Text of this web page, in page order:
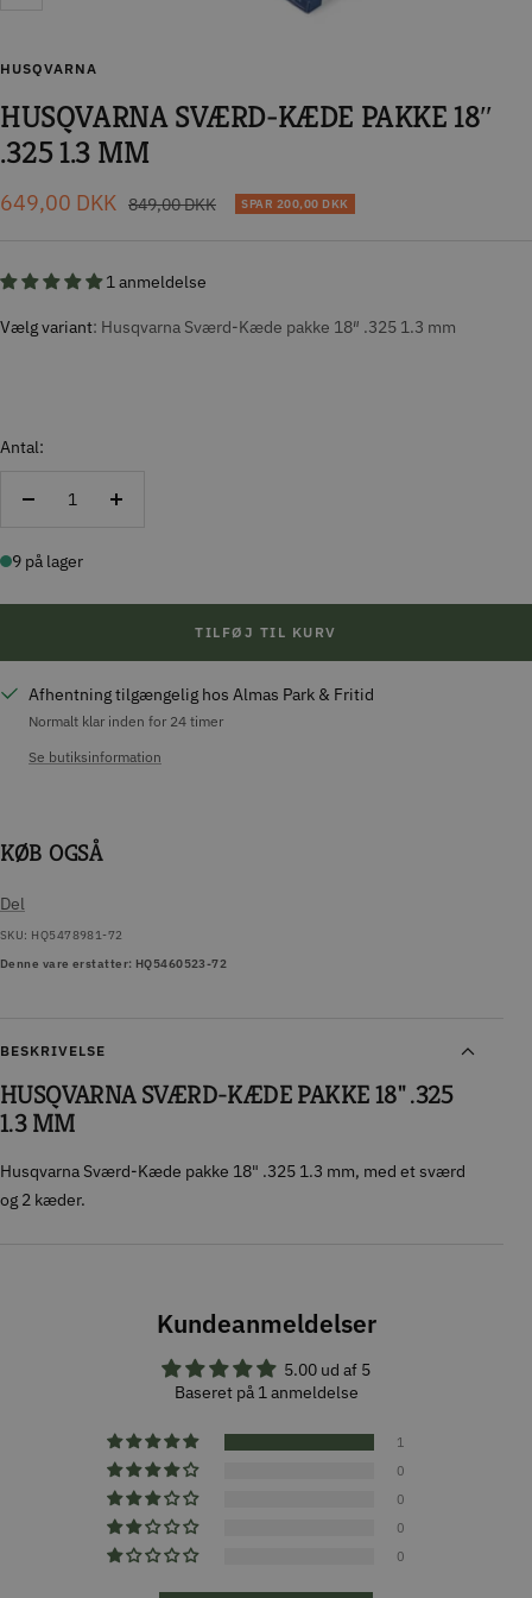
HUSQVARNA
HUSQVARNA SVÆRD-KÆDE PAKKE 18″
.325 1.3 MM
Tilbudspris
649,00 DKK Normal
849,00 DKK SPAR 200,00 DKK
1 anmeldelse
Vælg variant Husqvarna Sværd-Kæde pakke 18″ .325 1.3 mm
Antal:
Reducer
Forøg
9 på lager
TILFØJ TIL KURV
Afhentning tilgængelig hos Almas Park & Fritid
Normalt klar inden for 24 timer
Se butiksinformation
KØB OGSÅ
Del
SKU: HQ5478981-72
Denne vare erstatter: HQ5460523-72
BESKRIVELSE
HUSQVARNA SVÆRD-KÆDE PAKKE 18" .325
1.3 MM
Husqvarna Sværd-Kæde pakke 18" .325 1.3 mm, med et sværd
og 2 kæder.
Kundeanmeldelser
5.00 ud af 5
Baseret på 1 anmeldelse
1
0
0
0
0